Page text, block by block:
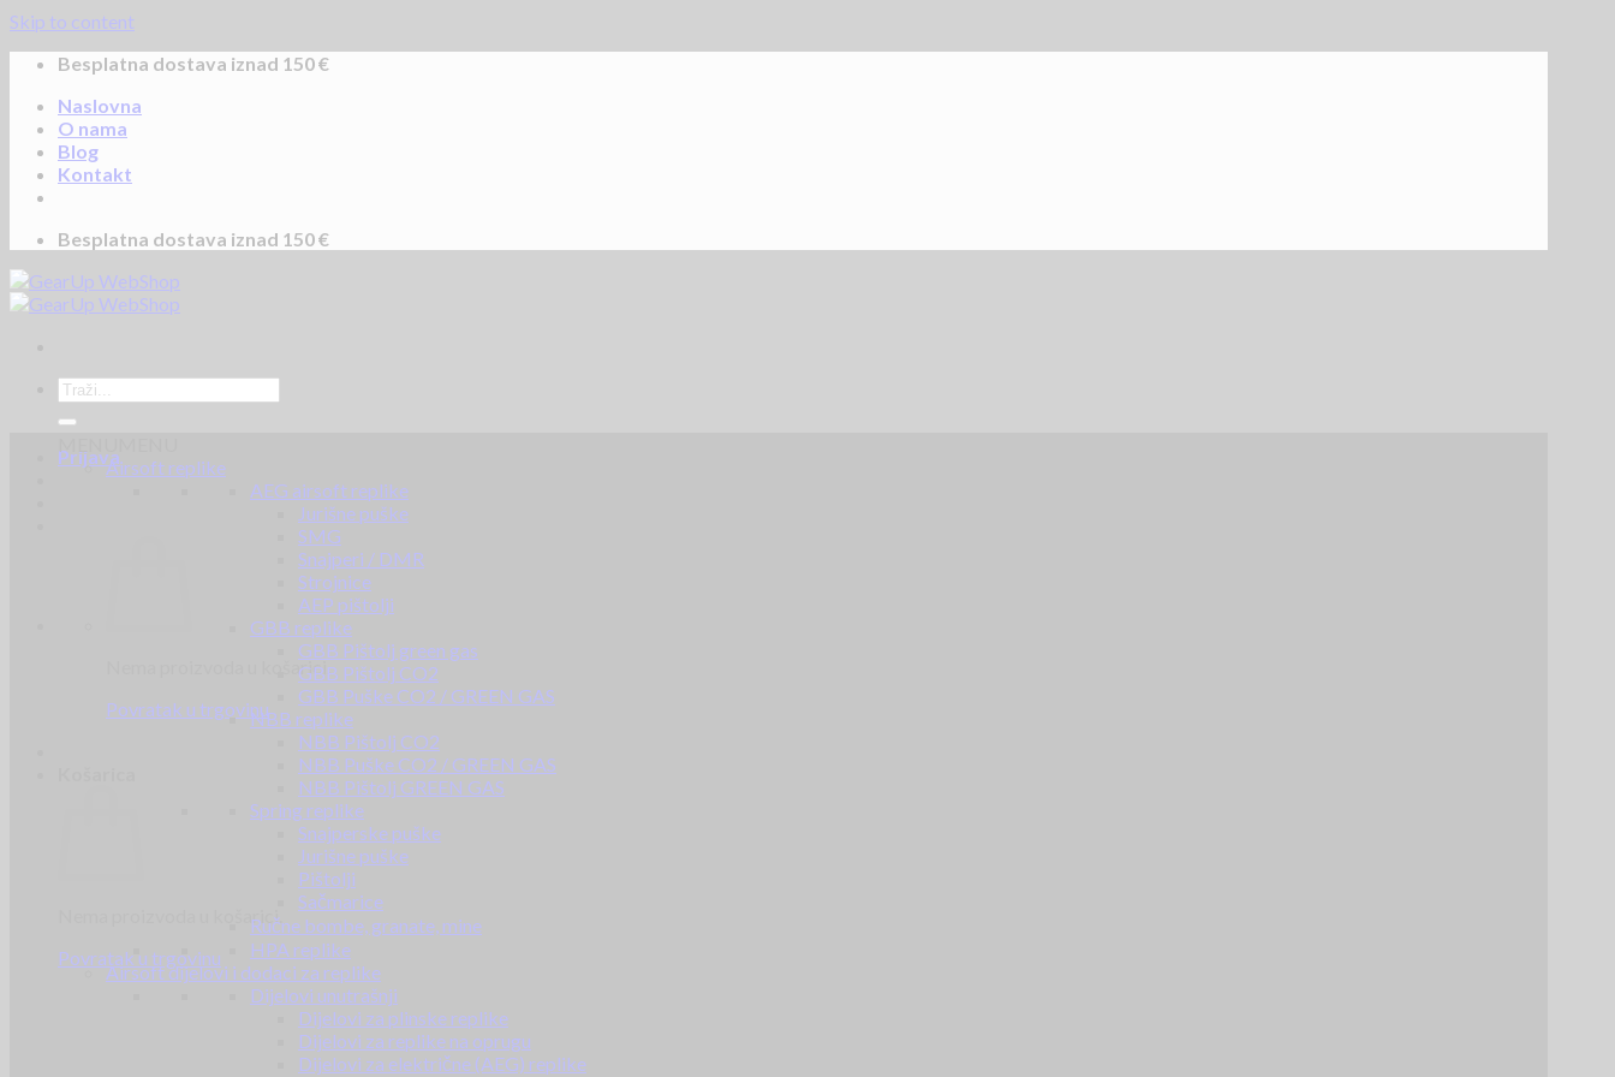
Skip to content
Besplatna dostava iznad 150 €
Naslovna
O nama
Blog
Kontakt
Besplatna dostava iznad 150 €
Prijava
Nema proizvoda u košarici.
Povratak u trgovinu
Nema proizvoda u košarici.
Povratak u trgovinu
Airsoft replike
AEG airsoft replike
Jurišne puške
SMG
Snajperi / DMR
Strojnice
AEP pištolji
GBB replike
GBB Pištolj green gas
GBB Pištolj CO2
GBB Puške CO2 / GREEN GAS
NBB replike
NBB Pištolj CO2
NBB Puške CO2 / GREEN GAS
NBB Pištolj GREEN GAS
Spring replike
Snajperske puške
Jurišne puške
Pištolji
Sačmarice
Ručne bombe, granate, mine
HPA replike
Airsoft dijelovi i dodaci za replike
Dijelovi unutrašnji
Dijelovi za plinske replike
Dijelovi za replike na oprugu
Dijelovi za električne (AEG) replike